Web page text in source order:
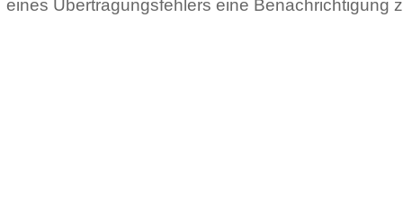
eines Übertragungsfehlers eine Benachrichtigung